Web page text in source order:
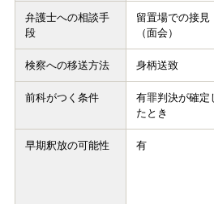
弁護士への相談手
段
留置場での接見
（面会）
検察への移送方法 身柄送致
前科がつく条件
有罪判決が確定
たとき
早期釈放の可能性 有